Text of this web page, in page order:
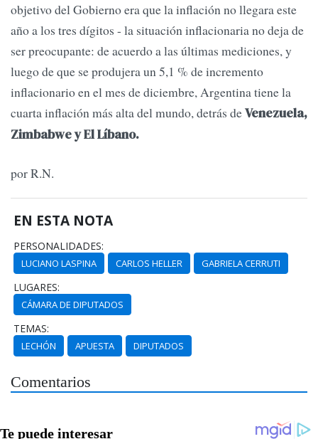
objetivo del Gobierno era que la inflación no llegara este
año a los tres dígitos - la situación inflacionaria no deja de
ser preocupante: de acuerdo a las últimas mediciones, y
luego de que se produjera un 5,1 % de incremento
inflacionario en el mes de diciembre, Argentina tiene la
cuarta inflación más alta del mundo, detrás deVenezuela,
Zimbabwe y El Líbano.
por R.N.
EN ESTA NOTA
PERSONALIDADES:
LUCIANO LASPINA CARLOS HELLER GABRIELA CERRUTI
LUGARES:
CÁMARA DE DIPUTADOS
TEMAS:
LECHÓN APUESTA DIPUTADOS
Comentarios